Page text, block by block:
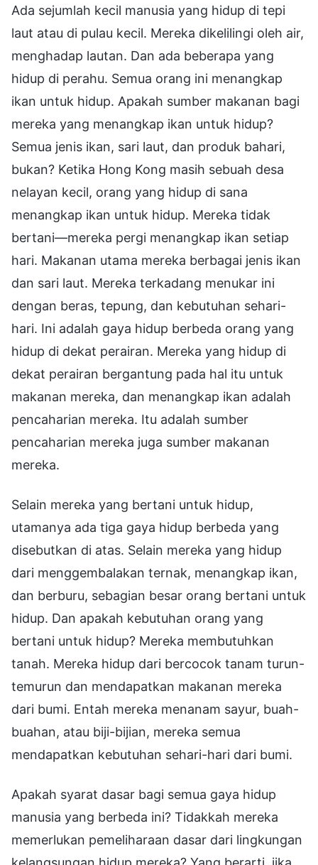
Ada sejumlah kecil manusia yang hidup di tepi
laut atau di pulau kecil. Mereka dikelilingi oleh air,
menghadap lautan. Dan ada beberapa yang
hidup di perahu. Semua orang ini menangkap
ikan untuk hidup. Apakah sumber makanan bagi
mereka yang menangkap ikan untuk hidup?
Semua jenis ikan, sari laut, dan produk bahari,
bukan? Ketika Hong Kong masih sebuah desa
nelayan kecil, orang yang hidup di sana
menangkap ikan untuk hidup. Mereka tidak
bertani—mereka pergi menangkap ikan setiap
hari. Makanan utama mereka berbagai jenis ikan
dan sari laut. Mereka terkadang menukar ini
dengan beras, tepung, dan kebutuhan sehari-
hari. Ini adalah gaya hidup berbeda orang yang
hidup di dekat perairan. Mereka yang hidup di
dekat perairan bergantung pada hal itu untuk
makanan mereka, dan menangkap ikan adalah
pencaharian mereka. Itu adalah sumber
pencaharian mereka juga sumber makanan
mereka.
Selain mereka yang bertani untuk hidup,
utamanya ada tiga gaya hidup berbeda yang
disebutkan di atas. Selain mereka yang hidup
dari menggembalakan ternak, menangkap ikan,
dan berburu, sebagian besar orang bertani untuk
hidup. Dan apakah kebutuhan orang yang
bertani untuk hidup? Mereka membutuhkan
tanah. Mereka hidup dari bercocok tanam turun-
temurun dan mendapatkan makanan mereka
dari bumi. Entah mereka menanam sayur, buah-
buahan, atau biji-bijian, mereka semua
mendapatkan kebutuhan sehari-hari dari bumi.
Apakah syarat dasar bagi semua gaya hidup
manusia yang berbeda ini? Tidakkah mereka
memerlukan pemeliharaan dasar dari lingkungan